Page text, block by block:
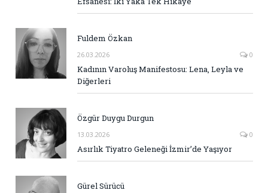
Fuldem Özkan
26.03.2026 0
Kadının Varoluş Manifestosu: Lena, Leyla ve
Diğerleri
Özgür Duygu Durgun
13.03.2026 0
Asırlık Tiyatro Geleneği İzmir’de Yaşıyor
Gürel Sürücü